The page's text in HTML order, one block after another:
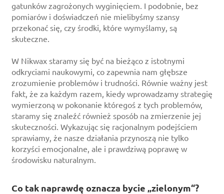
gatunków zagrożonych wyginięciem. I podobnie, bez
pomiarów i doświadczeń nie mielibyśmy szansy
przekonać się, czy środki, które wymyślamy, są
skuteczne.
W Nikwax staramy się być na bieżąco z istotnymi
odkryciami naukowymi, co zapewnia nam głębsze
zrozumienie problemów i trudności. Równie ważny jest
fakt, że za każdym razem, kiedy wprowadzamy strategię
wymierzoną w pokonanie któregoś z tych problemów,
staramy się znaleźć również sposób na zmierzenie jej
skuteczności. Wykazując się racjonalnym podejściem
sprawiamy, że nasze działania przynoszą nie tylko
korzyści emocjonalne, ale i prawdziwą poprawę w
środowisku naturalnym.
Co tak naprawdę oznacza bycie „zielonym“?